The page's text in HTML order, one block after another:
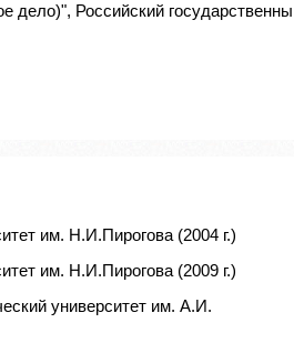
дело)", Российский
им. Н.И.Пирогова (2004 г.)
им. Н.И.Пирогова (2009 г.)
университет им. А.И.